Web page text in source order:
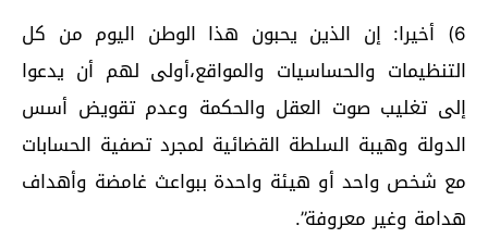
6) أخيرا: إن الذين يحبون هذا الوطن اليوم من كل
التنظيمات والحساسيات والمواقع،أولى لهم أن يدعوا
إلى تغليب صوت العقل والحكمة وعدم تقويض أسس
الدولة وهيبة السلطة القضائية لمجرد تصفية الحسابات
مع شخص واحد أو هيئة واحدة ببواعث غامضة وأهداف
هدامة وغير معروفة”.